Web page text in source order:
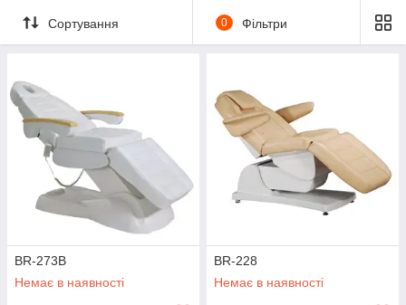
Сортування 0 Фільтри
BR-273B
Немає в наявності
BR-228
Немає в наявності